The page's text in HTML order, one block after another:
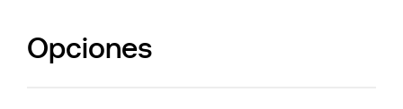
Opciones